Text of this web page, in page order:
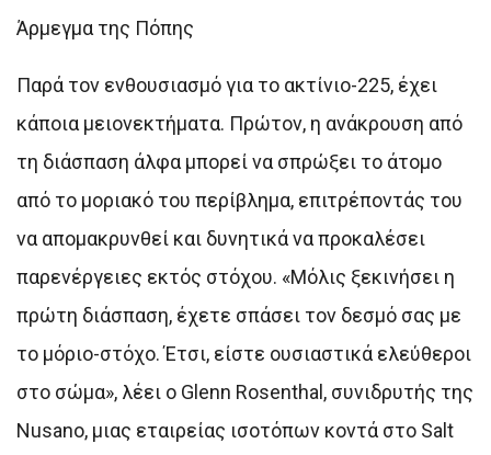
Άρμεγμα της Πόπης
Παρά τον ενθουσιασμό για το ακτίνιο-225, έχει
κάποια μειονεκτήματα. Πρώτον, η ανάκρουση από
τη διάσπαση άλφα μπορεί να σπρώξει το άτομο
από το μοριακό του περίβλημα, επιτρέποντάς του
να απομακρυνθεί και δυνητικά να προκαλέσει
παρενέργειες εκτός στόχου. «Μόλις ξεκινήσει η
πρώτη διάσπαση, έχετε σπάσει τον δεσμό σας με
το μόριο-στόχο. Έτσι, είστε ουσιαστικά ελεύθεροι
στο σώμα», λέει ο Glenn Rosenthal, συνιδρυτής της
Nusano, μιας εταιρείας ισοτόπων κοντά στο Salt